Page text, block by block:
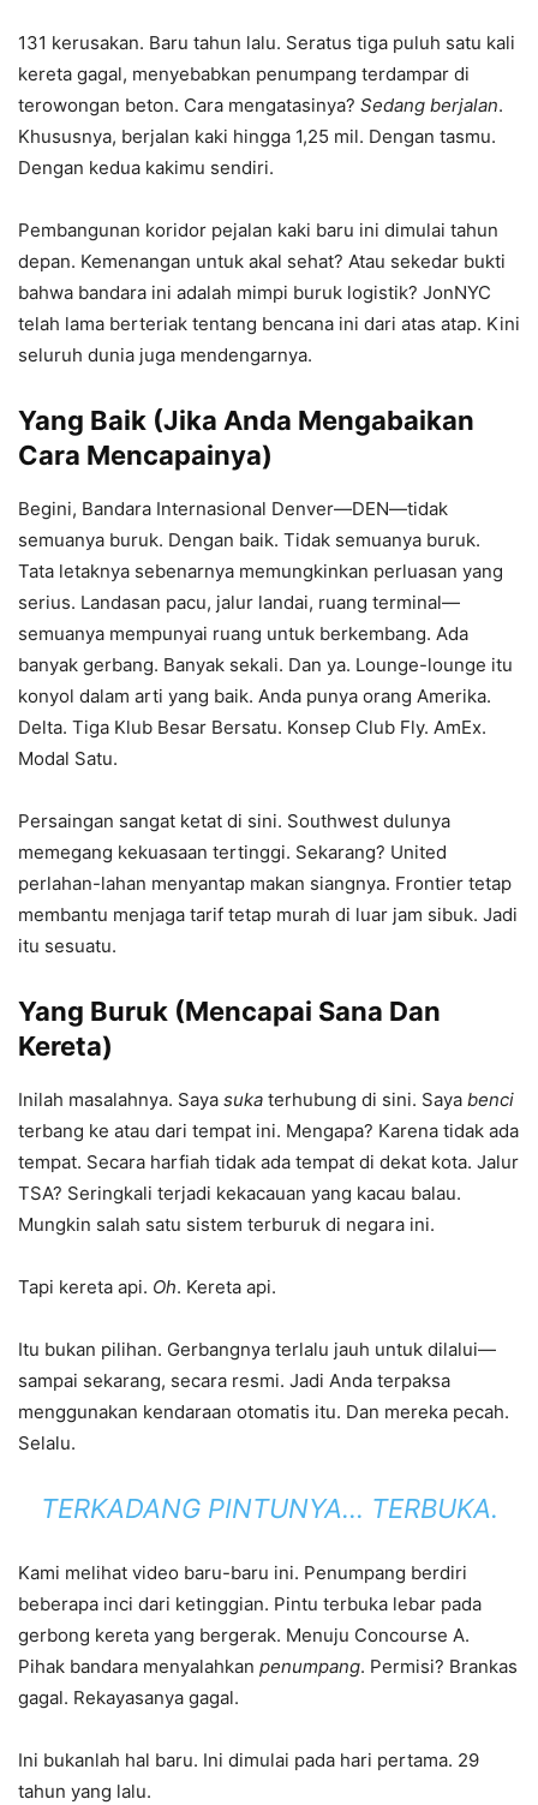
131 kerusakan. Baru tahun lalu. Seratus tiga puluh satu kali
kereta gagal, menyebabkan penumpang terdampar di
terowongan beton. Cara mengatasinya? Sedang berjalan.
Khususnya, berjalan kaki hingga 1,25 mil. Dengan tasmu.
Dengan kedua kakimu sendiri.
Pembangunan koridor pejalan kaki baru ini dimulai tahun
depan. Kemenangan untuk akal sehat? Atau sekedar bukti
bahwa bandara ini adalah mimpi buruk logistik? JonNYC
telah lama berteriak tentang bencana ini dari atas atap. Kini
seluruh dunia juga mendengarnya.
Yang Baik (Jika Anda Mengabaikan
Cara Mencapainya)
Begini, Bandara Internasional Denver—DEN—tidak
semuanya buruk. Dengan baik. Tidak semuanya buruk.
Tata letaknya sebenarnya memungkinkan perluasan yang
serius. Landasan pacu, jalur landai, ruang terminal—
semuanya mempunyai ruang untuk berkembang. Ada
banyak gerbang. Banyak sekali. Dan ya. Lounge-lounge itu
konyol dalam arti yang baik. Anda punya orang Amerika.
Delta. Tiga Klub Besar Bersatu. Konsep Club Fly. AmEx.
Modal Satu.
Persaingan sangat ketat di sini. Southwest dulunya
memegang kekuasaan tertinggi. Sekarang? United
perlahan-lahan menyantap makan siangnya. Frontier tetap
membantu menjaga tarif tetap murah di luar jam sibuk. Jadi
itu sesuatu.
Yang Buruk (Mencapai Sana Dan
Kereta)
Inilah masalahnya. Saya suka terhubung di sini. Saya benci
terbang ke atau dari tempat ini. Mengapa? Karena tidak ada
tempat. Secara harfiah tidak ada tempat di dekat kota. Jalur
TSA? Seringkali terjadi kekacauan yang kacau balau.
Mungkin salah satu sistem terburuk di negara ini.
Tapi kereta api. Oh. Kereta api.
Itu bukan pilihan. Gerbangnya terlalu jauh untuk dilalui—
sampai sekarang, secara resmi. Jadi Anda terpaksa
menggunakan kendaraan otomatis itu. Dan mereka pecah.
Selalu.
TERKADANG PINTUNYA… TERBUKA.
Kami melihat video baru-baru ini. Penumpang berdiri
beberapa inci dari ketinggian. Pintu terbuka lebar pada
gerbong kereta yang bergerak. Menuju Concourse A.
Pihak bandara menyalahkan penumpang. Permisi? Brankas
gagal. Rekayasanya gagal.
Ini bukanlah hal baru. Ini dimulai pada hari pertama. 29
tahun yang lalu.